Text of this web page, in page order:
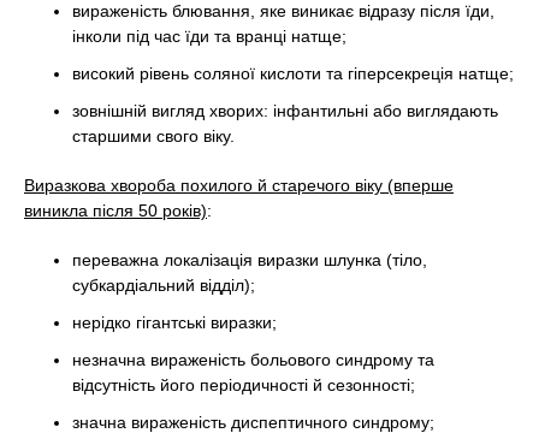
вираженість блювання, яке виникає відразу після їди,
інколи під час їди та вранці натще;
високий рівень соляної кислоти та гіперсекреція натще;
зовнішній вигляд хворих: інфантильні або виглядають
старшими свого віку.
Виразкова хвороба похилого й старечого віку (вперше
виникла після 50 років):
переважна локалізація виразки шлунка (тіло,
субкардіальний відділ);
нерідко гігантські виразки;
незначна вираженість больового синдрому та
відсутність його періодичності й сезонності;
значна вираженість диспептичного синдрому;